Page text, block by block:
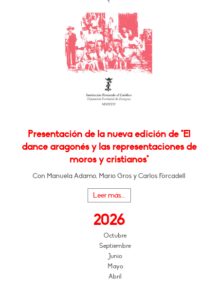
Presentación de la nueva edición de "El
dance aragonés y las representaciones de
moros y cristianos"
Con Manuela Adamo, Mario Gros y Carlos Forcadell
Leer más...
2026
Octubre
Septiembre
Junio
Mayo
Abril